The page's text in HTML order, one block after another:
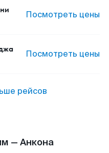
Посмотреть цены
Посмотреть цены
рейсов
— Анкона